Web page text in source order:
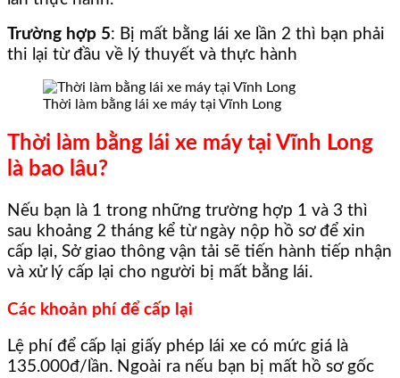
Trường hợp 5: Bị mất bằng lái xe lần 2 thì bạn phải
thi lại từ đầu về lý thuyết và thực hành
Thời làm bằng lái xe máy tại Vĩnh Long
Thời làm bằng lái xe máy tại Vĩnh Long
là bao lâu?
Nếu bạn là 1 trong những trường hợp 1 và 3 thì
sau khoảng 2 tháng kể từ ngày nộp hồ sơ để xin
cấp lại, Sở giao thông vận tải sẽ tiến hành tiếp nhận
và xử lý cấp lại cho người bị mất bằng lái.
Các khoản phí để cấp lại
Lệ phí để cấp lại giấy phép lái xe có mức giá là
135.000đ/lần. Ngoài ra nếu bạn bị mất hồ sơ gốc